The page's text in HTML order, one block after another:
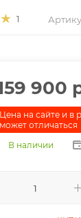
1
900
Цена на сайте и в
может отличаться
В наличии